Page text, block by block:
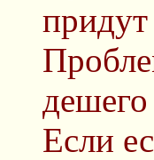
придут
Если